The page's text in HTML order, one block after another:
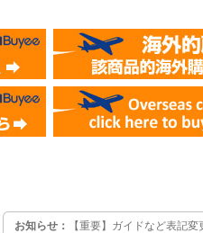
お知らせ： 【重要】ガイドなど表記